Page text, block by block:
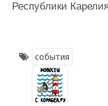
Республики
события